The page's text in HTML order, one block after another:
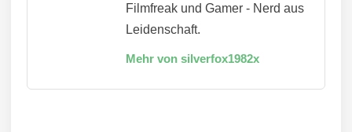
Filmfreak und Gamer - Nerd aus
Leidenschaft.
Mehr von silverfox1982x